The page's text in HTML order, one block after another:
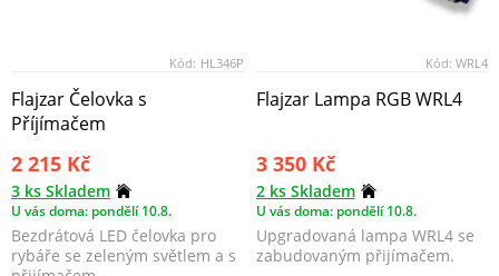
Kód: HL346P
Flajzar Čelovka s
Příjímačem
2 215 Kč
3 ks Skladem
U vás doma: pondělí 10.8.
Bezdrátová LED čelovka pro
rybáře se zeleným světlem a s
Kód: WRL4
Flajzar Lampa RGB WRL4
3 350 Kč
2 ks Skladem
U vás doma: pondělí 10.8.
Upgradovaná lampa WRL4 se
zabudovaným přijímačem.